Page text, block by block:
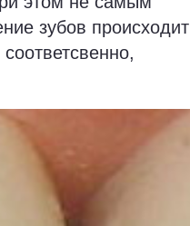
зубов происходит